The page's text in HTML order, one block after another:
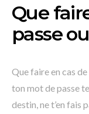
Que
passe
Que faire en cas
ton mot de passe
destin, ne t’en fais